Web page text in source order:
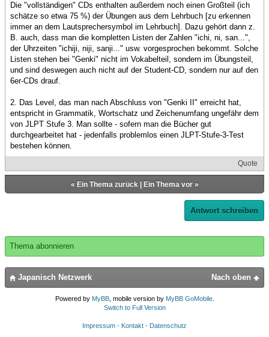
Die "vollständigen" CDs enthalten außerdem noch einen Großteil (ich
schätze so etwa 75 %) der Übungen aus dem Lehrbuch [zu erkennen
immer an dem Lautsprechersymbol im Lehrbuch]. Dazu gehört dann z.
B. auch, dass man die kompletten Listen der Zahlen "ichi, ni, san...",
der Uhrzeiten "ichiji, niji, sanji..." usw. vorgesprochen bekommt. Solche
Listen stehen bei "Genki" nicht im Vokabelteil, sondern im Übungsteil,
und sind deswegen auch nicht auf der Student-CD, sondern nur auf den
6er-CDs drauf.
2. Das Level, das man nach Abschluss von "Genki II" erreicht hat,
entspricht in Grammatik, Wortschatz und Zeichenumfang ungefähr dem
von JLPT Stufe 3. Man sollte - sofern man die Bücher gut
durchgearbeitet hat - jedenfalls problemlos einen JLPT-Stufe-3-Test
bestehen können.
Quote
« Ein Thema zurück| Ein Thema vor»
Antwort schreiben
Thema abonnieren
Nach oben
Japanisch Netzwerk
Powered by MyBB, mobile version by MyBB GoMobile.
Switch to Full Version
Impressum - Kontakt - Datenschutz